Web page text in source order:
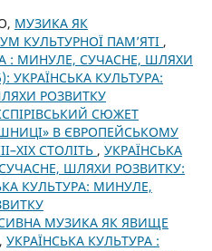
МУЗИКА ЯК
КУЛЬТУРНОЇ ПАМ’ЯТІ ,
: МИНУЛЕ, СУЧАСНЕ, ШЛЯХИ
УКРАЇНСЬКА КУЛЬТУРА:
РОЗВИТКУ
СЮЖЕТ
В ЄВРОПЕЙСЬКОМУ
СТОЛІТЬ , УКРАЇНСЬКА
ШЛЯХИ РОЗВИТКУ:
КУЛЬТУРА: МИНУЛЕ,
МУЗИКА ЯК ЯВИЩЕ
, УКРАЇНСЬКА КУЛЬТУРА :